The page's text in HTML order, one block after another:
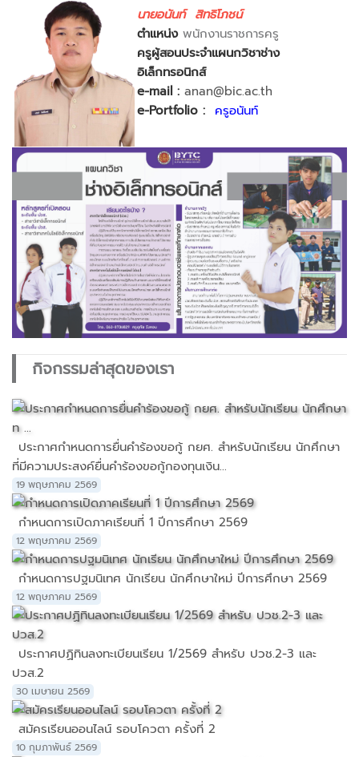
นายอนันท์ สิทธิโภชน์
ตำแหน่ง พนักงานราชการครู
ครูผู้สอนประจำแผนกวิชาช่าง
อิเล็กทรอนิกส์
e-mail : anan@bic.ac.th
e-Portfolio : ครูอนันท์
กิจกรรมล่าสุดของเรา
ประกาศกำหนดการยื่นคำร้องขอกู้ กยศ. สำหรับนักเรียน นักศึกษา
ที่มีความประสงค์ยื่นคำร้องขอกู้กองทุนเงิน...
19 พฤษภาคม 2569
กำหนดการเปิดภาคเรียนที่ 1 ปีการศึกษา 2569
12 พฤษภาคม 2569
กำหนดการปฐมนิเทศ นักเรียน นักศึกษาใหม่ ปีการศึกษา 2569
12 พฤษภาคม 2569
ประกาศปฏิทินลงทะเบียนเรียน 1/2569 สำหรับ ปวช.2-3 และ
ปวส.2
30 เมษายน 2569
สมัครเรียนออนไลน์ รอบโควตา ครั้งที่ 2
10 กุมภาพันธ์ 2569